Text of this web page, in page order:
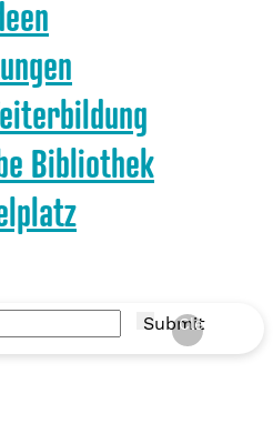
Bibliothek
Submit
Clear